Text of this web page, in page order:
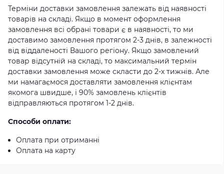
Терміни доставки замовлення залежать від наявності
товарів на складі. Якщо в момент оформлення
замовлення всі обрані товари є в наявності, то ми
доставимо замовлення протягом 2-3 днів, в залежності
від віддаленості Вашого регіону. Якщо замовлений
товар відсутній на складі, то максимальний термін
доставки замовлення може скласти до 2-х тижнів. Але
ми намагаємося доставляти замовлення клієнтам
якомога швидше, і 90% замовлень клієнтів
відправляються протягом 1-2 днів.
Способи оплати:
Оплата при отриманні
Оплата на карту